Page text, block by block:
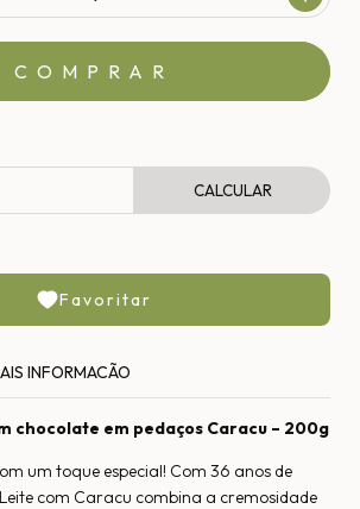
CALCULAR
Favoritar
INFORMACÃO
chocolate em pedaços Caracu – 200g
um toque especial! Com 36 anos de
com Caracu combina a cremosidade